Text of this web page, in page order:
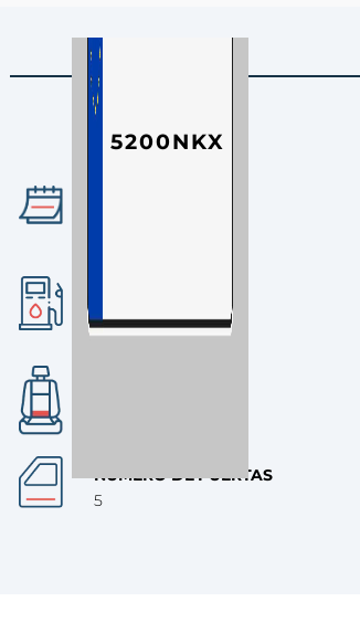
5200NKX
gasolina
NÚMERO DE PUERTAS
5